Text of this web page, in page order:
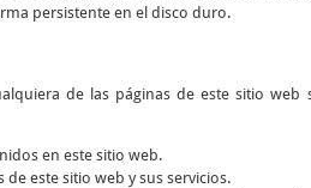
persistente en el disco duro.
de las páginas de este sitio web
en este sitio web.
este sitio web y sus servicios.